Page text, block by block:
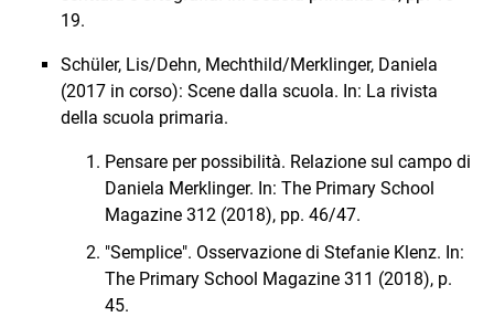
19.
Schüler, Lis/Dehn, Mechthild/Merklinger, Daniela
(2017 in corso): Scene dalla scuola. In: La rivista
della scuola primaria.
Pensare per possibilità. Relazione sul campo di
Daniela Merklinger. In: The Primary School
Magazine 312 (2018), pp. 46/47.
"Semplice". Osservazione di Stefanie Klenz. In:
The Primary School Magazine 311 (2018), p.
45.